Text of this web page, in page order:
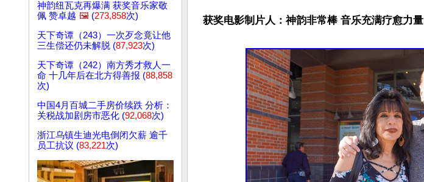
神韵纽瓦克再爆满 获奖音乐家敬
佩 赞卓越 🖼️ (273,858次)
天下奇谭（243）一次歹念竟让他
三生偿还仍未解脱 (87,923次)
天下奇谭（242）南方秀才救人一
命 十几年后在北方得善报 (88,858
次)
中国4月百城二手房价续跌 分析：
关税战加剧房市恶化 (92,068次)
浙江乌镇生迪光电倒闭欠薪 逾千
员工抗议 (83,221次)
获奖电影制片人：神韵非常棒 音乐充满疗愈力量